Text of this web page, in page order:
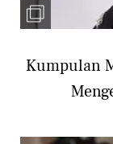
Kumpulan